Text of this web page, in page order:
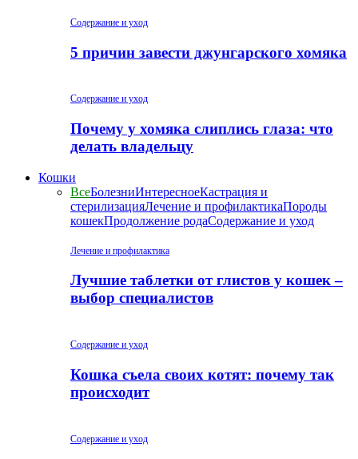
Содержание и уход
5 причин завести джунгарского хомяка
Содержание и уход
Почему у хомяка слиплись глаза: что
делать владельцу
Кошки
ВсеБолезниИнтересноеКастрация и
стерилизацияЛечение и профилактикаПороды
кошекПродолжение родаСодержание и уход
Лечение и профилактика
Лучшие таблетки от глистов у кошек –
выбор специалистов
Содержание и уход
Кошка съела своих котят: почему так
происходит
Содержание и уход